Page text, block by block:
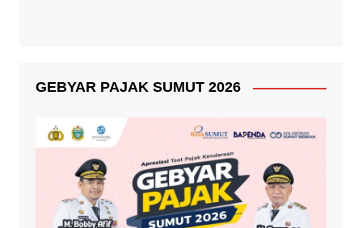
GEBYAR PAJAK SUMUT 2026